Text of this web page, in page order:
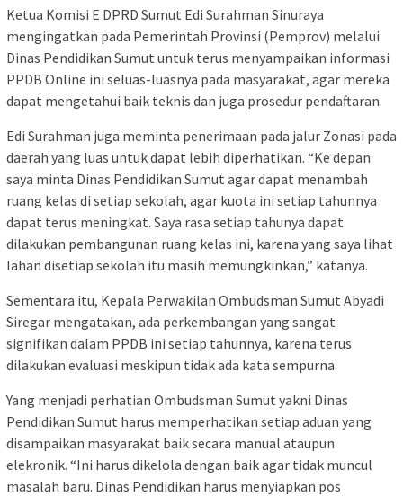
Ketua Komisi E DPRD Sumut Edi Surahman Sinuraya
mengingatkan pada Pemerintah Provinsi (Pemprov) melalui
Dinas Pendidikan Sumut untuk terus menyampaikan informasi
PPDB Online ini seluas-luasnya pada masyarakat, agar mereka
dapat mengetahui baik teknis dan juga prosedur pendaftaran.
Edi Surahman juga meminta penerimaan pada jalur Zonasi pada
daerah yang luas untuk dapat lebih diperhatikan. “Ke depan
saya minta Dinas Pendidikan Sumut agar dapat menambah
ruang kelas di setiap sekolah, agar kuota ini setiap tahunnya
dapat terus meningkat. Saya rasa setiap tahunya dapat
dilakukan pembangunan ruang kelas ini, karena yang saya lihat
lahan disetiap sekolah itu masih memungkinkan,” katanya.
Sementara itu, Kepala Perwakilan Ombudsman Sumut Abyadi
Siregar mengatakan, ada perkembangan yang sangat
signifikan dalam PPDB ini setiap tahunnya, karena terus
dilakukan evaluasi meskipun tidak ada kata sempurna.
Yang menjadi perhatian Ombudsman Sumut yakni Dinas
Pendidikan Sumut harus memperhatikan setiap aduan yang
disampaikan masyarakat baik secara manual ataupun
elekronik. “Ini harus dikelola dengan baik agar tidak muncul
masalah baru. Dinas Pendidikan harus menyiapkan pos